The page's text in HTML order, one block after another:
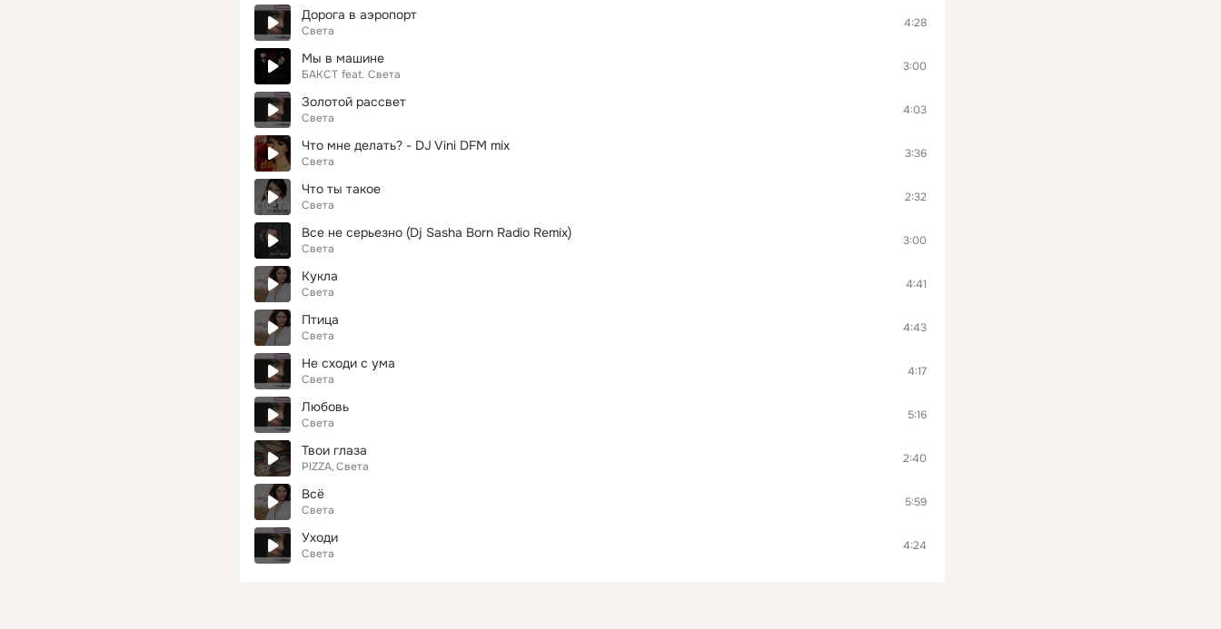
Дорога в аэропорт
Света
4:28
Мы в машине
БАКСТ feat. Света
3:00
Золотой рассвет
Света
4:03
Что мне делать? - DJ Vini DFM mix
Света
3:36
Что ты такое
Света
2:32
Все не серьезно (Dj Sasha Born Radio Remix)
Света
3:00
Кукла
Света
4:41
Птица
Света
4:43
Не сходи с ума
Света
4:17
Любовь
Света
5:16
Твои глаза
PIZZA Света
2:40
Всё
Света
5:59
Уходи
Света
4:24